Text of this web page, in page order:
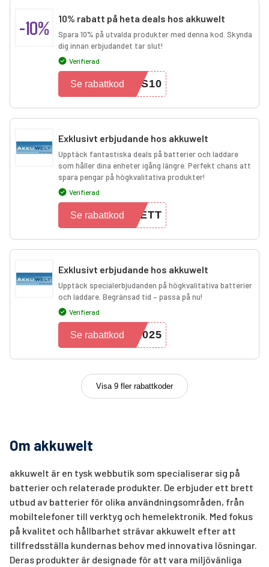
-10% 10% rabatt på heta deals hos akkuwelt
Spara 10% på utvalda produkter med denna kod. Skynda
dig innan erbjudandet tar slut!
Verifierad
LS10
Se rabattkod
Exklusivt erbjudande hos akkuwelt
Upptäck fantastiska deals på batterier och laddare
som håller dina enheter igång längre. Perfekt chans att
spara pengar på högkvalitativa produkter!
Verifierad
EETT
Se rabattkod
Exklusivt erbjudande hos akkuwelt
Upptäck specialerbjudanden på högkvalitativa batterier
och laddare. Begränsad tid – passa på nu!
Verifierad
2025
Se rabattkod
Visa 9 fler rabattkoder
Om akkuwelt
akkuwelt är en tysk webbutik som specialiserar sig på
batterier och relaterade produkter. De erbjuder ett brett
utbud av batterier för olika användningsområden, från
mobiltelefoner till verktyg och hemelektronik. Med fokus
på kvalitet och hållbarhet strävar akkuwelt efter att
tillfredsställa kundernas behov med innovativa lösningar.
Deras produkter är designade för att vara miljövänliga